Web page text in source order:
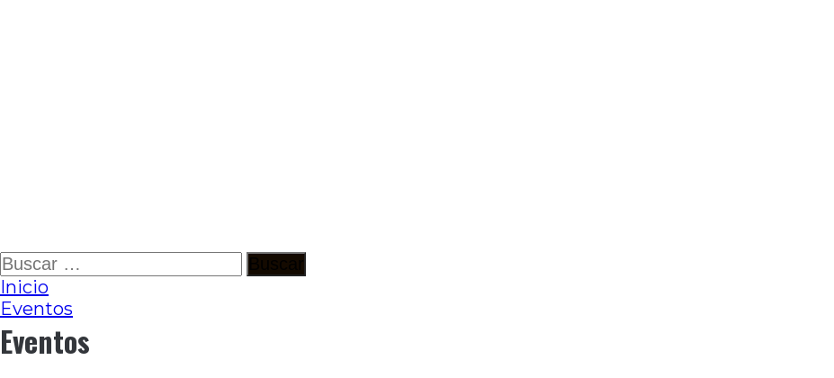
Ir
al
contenido
Buscar:
Inicio
Eventos
Eventos